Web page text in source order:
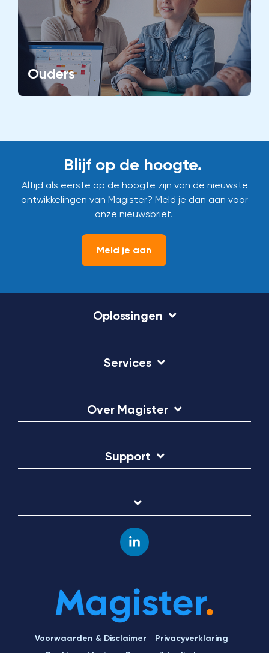
Ouders
Blijf op de hoogte.
Altijd als eerste op de hoogte zijn van de nieuwste
ontwikkelingen van Magister? Meld je dan aan voor
onze nieuwsbrief.
Meld je aan
Oplossingen
Services
Over Magister
Support
Voorwaarden & Disclaimer
Privacyverklaring
Linkedin